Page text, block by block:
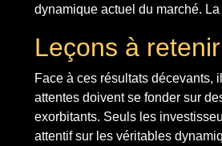
dynamique actuel du marché.
Leçons à
Face à ces résultats décevants,
attentes doivent se fonder sur
exorbitants. Seuls les
attentif sur les véritables